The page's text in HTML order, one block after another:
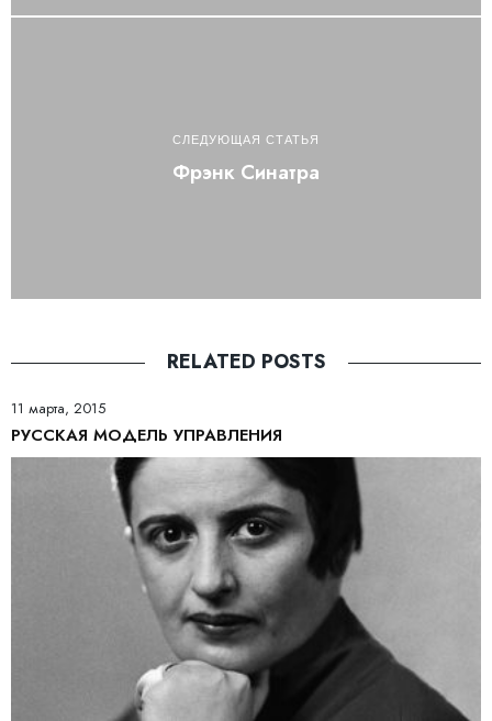
СЛЕДУЮЩАЯ СТАТЬЯ
Фрэнк Синатра
RELATED POSTS
11 марта, 2015
РУССКАЯ МОДЕЛЬ УПРАВЛЕНИЯ